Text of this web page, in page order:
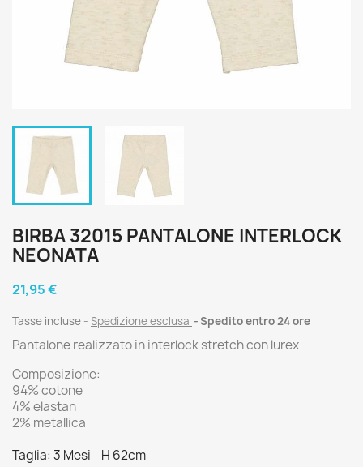
BIRBA 32015 PANTALONE INTERLOCK
NEONATA
21,95 €
Tasse incluse Spedizione esclusa Spedito entro 24 ore
Pantalone realizzato in interlock stretch con lurex
Composizione:
94% cotone
4% elastan
2% metallica
Taglia: 3 Mesi - H 62cm